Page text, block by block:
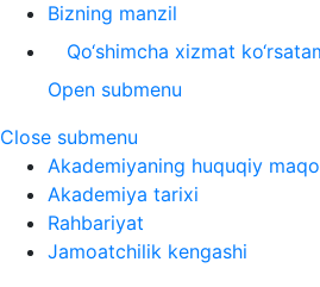
Bizning manzil
Qo‘shimcha xizmat
Open submenu
Close submenu
Akademiyaning huquqiy
Akademiya tarixi
Rahbariyat
Jamoatchilik kengashi